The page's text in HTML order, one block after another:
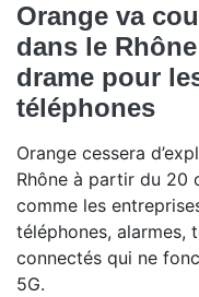
Orange va
dans le
drame pour
téléphones
Orange cessera
Rhône à partir du 20
comme les
téléphones, alarmes,
connectés qui ne
5G.